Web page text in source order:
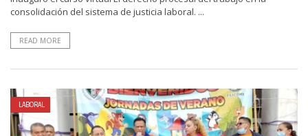
consolidación del sistema de justicia laboral. ...
READ MORE
LABORAL